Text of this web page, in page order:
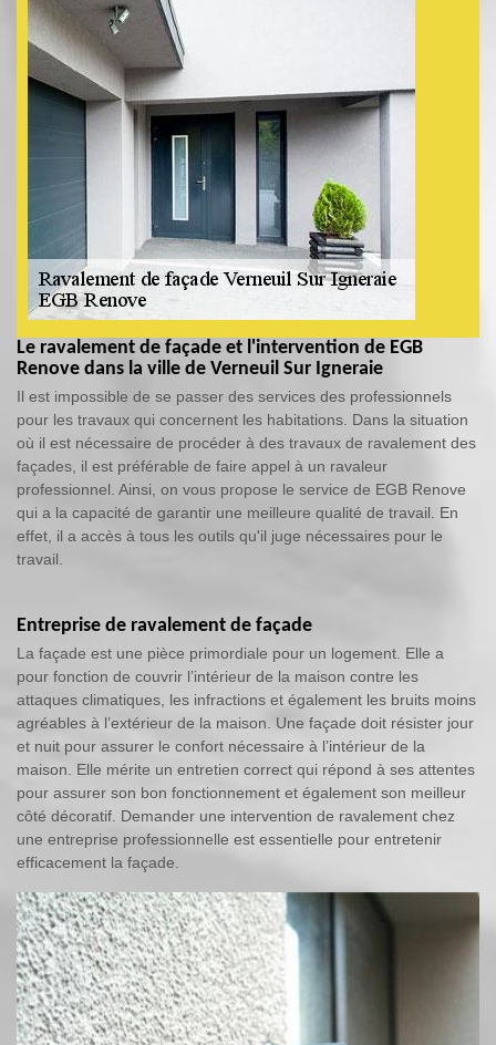
Le ravalement de façade et l'intervention de EGB
Renove dans la ville de Verneuil Sur Igneraie
Il est impossible de se passer des services des professionnels
pour les travaux qui concernent les habitations. Dans la situation
où il est nécessaire de procéder à des travaux de ravalement des
façades, il est préférable de faire appel à un ravaleur
professionnel. Ainsi, on vous propose le service de EGB Renove
qui a la capacité de garantir une meilleure qualité de travail. En
effet, il a accès à tous les outils qu'il juge nécessaires pour le
travail.
Entreprise de ravalement de façade
La façade est une pièce primordiale pour un logement. Elle a
pour fonction de couvrir l’intérieur de la maison contre les
attaques climatiques, les infractions et également les bruits moins
agréables à l’extérieur de la maison. Une façade doit résister jour
et nuit pour assurer le confort nécessaire à l’intérieur de la
maison. Elle mérite un entretien correct qui répond à ses attentes
pour assurer son bon fonctionnement et également son meilleur
côté décoratif. Demander une intervention de ravalement chez
une entreprise professionnelle est essentielle pour entretenir
efficacement la façade.